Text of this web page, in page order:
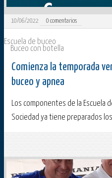
10/06/2022 0 comentarios
Escuela de buceo
Buceo con botella
Comienza la temporada
buceo y apnea
Los componentes de la Escuela
Sociedad ya tiene preparados